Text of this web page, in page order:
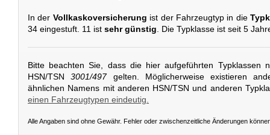
In der Vollkaskoversicherung ist der Fahrzeugtyp in die
34 eingestuft. 11 ist sehr günstig. Die Typklasse ist seit 5
Bitte beachten Sie, dass die hier aufgeführten Typklassen
HSN/TSN3001/497gelten. Möglicherweise existieren
ähnlichen Namens mit anderen HSN/TSN und anderen
einen Fahrzeugtypen eindeutig.
Alle Angaben sind ohne Gewähr. Fehler oder zwischenzeitliche Änderungen